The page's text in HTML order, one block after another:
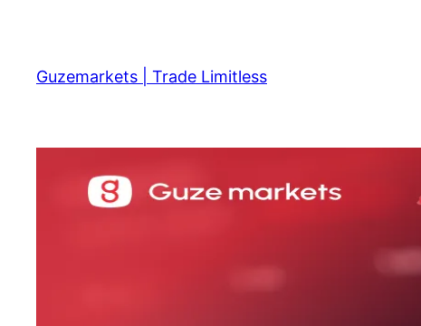
content
Guzemarkets | Trade Limitless